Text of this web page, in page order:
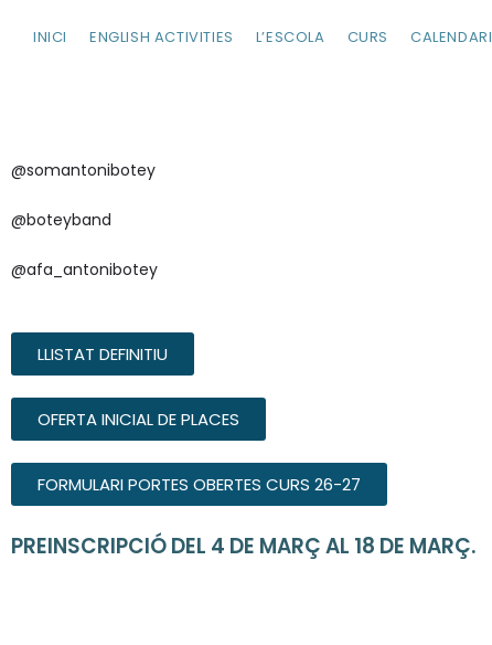
INICI ENGLISH ACTIVITIES L’ESCOLA CURS CALENDARI
@somantonibotey
@boteyband
@afa_antonibotey
LLISTAT DEFINITIU
OFERTA INICIAL DE PLACES
FORMULARI PORTES OBERTES CURS 26-27
PREINSCRIPCIÓ DEL 4 DE MARÇ AL 18 DE MARÇ.